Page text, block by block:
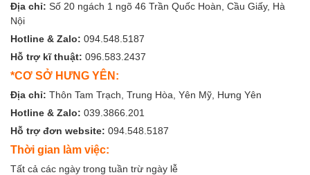
Địa chỉ: Số 20 ngách 1 ngõ 46 Trần Quốc Hoàn, Cầu Giấy, Hà
Nội
Hotline & Zalo: 094.548.5187
Hỗ trợ kĩ thuật: 096.583.2437
*CƠ SỞ HƯNG YÊN:
Địa chỉ: Thôn Tam Trạch, Trung Hòa, Yên Mỹ, Hưng Yên
Hotline & Zalo: 039.3866.201
Hỗ trợ đơn website: 094.548.5187
Thời gian làm việc:
Tất cả các ngày trong tuần trừ ngày lễ